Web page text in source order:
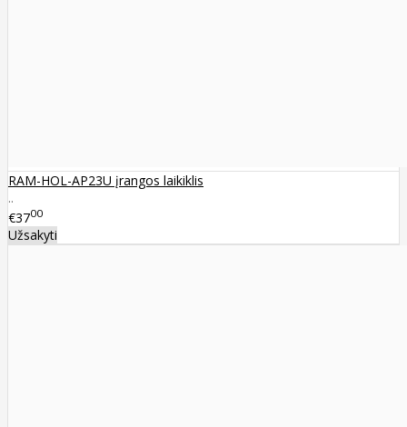
RAM-HOL-AP23U įrangos laikiklis
..
€3700
Užsakyti